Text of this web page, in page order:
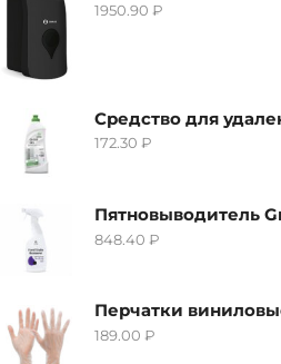
1950.90 ₽
172.30 ₽
848.40 ₽
189.00 ₽